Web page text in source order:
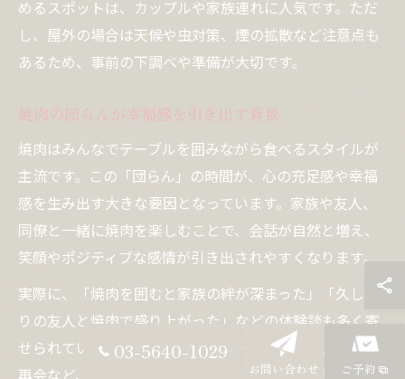
めるスポットは、カップルや家族連れに人気です。ただ
し、屋外の場合は天候や虫対策、煙の拡散など注意点も
あるため、事前の下調べや準備が大切です。
焼肉の団らんが幸福感を引き出す背景
焼肉はみんなでテーブルを囲みながら食べるスタイルが
主流です。この「団らん」の時間が、心の充足感や幸福
感を生み出す大きな要因となっています。家族や友人、
同僚と一緒に焼肉を楽しむことで、会話が自然と増え、
笑顔やポジティブな感情が引き出されやすくなります。
実際に、「焼肉を囲むと家族の絆が深まった」「久しぶ
りの友人と焼肉で盛り上がった」などの体験談も多く寄
せられています。特に記念日やお祝いごと、久しぶりの
03-5640-1029
お問い合わせ ご予約